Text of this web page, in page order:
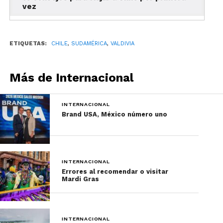
artificiales, concursos de barcos alegóricos y
Capital de la cerveza
artesanal de Chile
vez
ETIQUETAS: CHILE, SUDAMÉRICA, VALDIVIA
Más de Internacional
INTERNACIONAL
Brand USA, México número uno
INTERNACIONAL
Errores al recomendar o visitar
Mardi Gras
INTERNACIONAL